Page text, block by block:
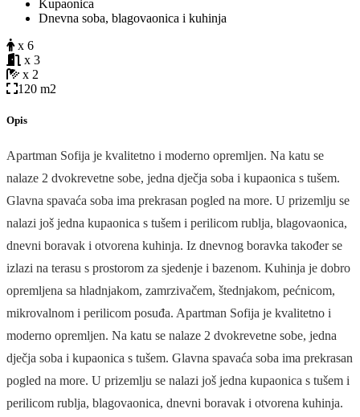
Kupaonica
Dnevna soba, blagovaonica i kuhinja
x 6
x 3
x 2
120 m2
Opis
Apartman Sofija je kvalitetno i moderno opremljen. Na katu se
nalaze 2 dvokrevetne sobe, jedna dječja soba i kupaonica s tušem.
Glavna spavaća soba ima prekrasan pogled na more. U prizemlju se
nalazi još jedna kupaonica s tušem i perilicom rublja, blagovaonica,
dnevni boravak i otvorena kuhinja. Iz dnevnog boravka također se
izlazi na terasu s prostorom za sjedenje i bazenom. Kuhinja je dobro
opremljena sa hladnjakom, zamrzivačem, štednjakom, pećnicom,
mikrovalnom i perilicom posuđa. Apartman Sofija je kvalitetno i
moderno opremljen. Na katu se nalaze 2 dvokrevetne sobe, jedna
dječja soba i kupaonica s tušem. Glavna spavaća soba ima prekrasan
pogled na more. U prizemlju se nalazi još jedna kupaonica s tušem i
perilicom rublja, blagovaonica, dnevni boravak i otvorena kuhinja.